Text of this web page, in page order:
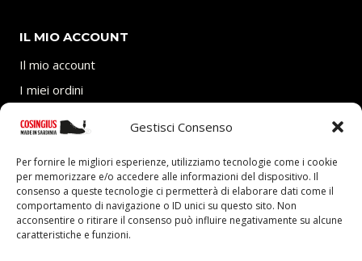
Gestisci Consenso
Per fornire le migliori esperienze, utilizziamo tecnologie come i cookie
per memorizzare e/o accedere alle informazioni del dispositivo. Il
consenso a queste tecnologie ci permetterà di elaborare dati come il
comportamento di navigazione o ID unici su questo sito. Non
acconsentire o ritirare il consenso può influire negativamente su alcune
caratteristiche e funzioni.
IL MIO ACCOUNT
Il mio account
I miei ordini